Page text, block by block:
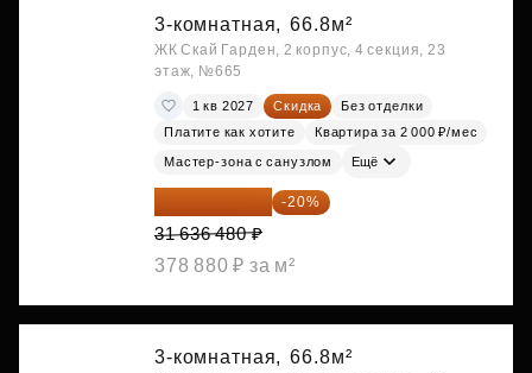
3-комнатная, 66.8м²
ЖК Скай Гарден, 2 корпус, 4 секция, 23
этаж, №665
1 кв 2027 Скидка
Без отделки
Платите как хотите
Квартира за 2 000 ₽/мес
Мастер-зона с санузлом Ещё
25 309 184 ₽ -20%
31 636 480 ₽
378 880 ₽ за м²
3-комнатная, 66.8м²